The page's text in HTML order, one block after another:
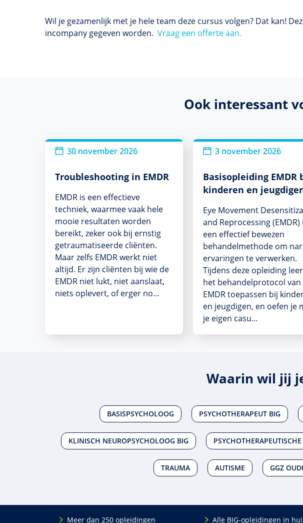
Wil je gezamenlijk met je hele team deze cursus volgen? Dat kan!
incompany gegeven worden. Vraag een offerte aan.
Ook interessant
30 november 2026
Troubleshooting in EMDR
EMDR is een effectieve
techniek, waarmee vaak hele
mooie resultaten worden
bereikt, zeker ook bij ernstig
getraumatiseerde cliënten.
Maar zelfs EMDR werkt niet
altijd. Er zijn cliënten bij wie de
EMDR niet lukt, niet aanslaat,
niets oplevert, of erger no…
3 november 2026
Basisopleiding EMDR
kinderen en
Eye Movement
and Reprocessing (EMDR)
een effectief bewezen
behandelmethode om
ervaringen te verwerken.
Tijdens deze opleiding
het behandelprotocol van
EMDR toepassen bij
en jeugdigen, en oefen je
je eigen casu…
Waarin wil jij
BASISPSYCHOLOOG PSYCHOTHERAPEUT BIG
KLINISCH NEUROPSYCHOLOOG BIG
TRAUMA AUTISME GGZ
Meer dan 250 opleidingen Alle BIG-opleidingen in